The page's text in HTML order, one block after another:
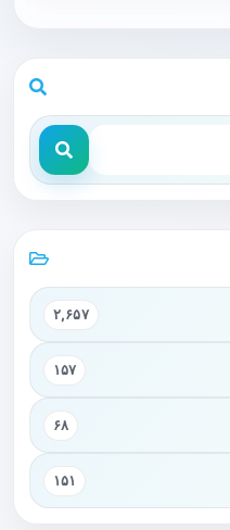
۲,۶۵۷
۱۵۷
۶۸
۱۵۱